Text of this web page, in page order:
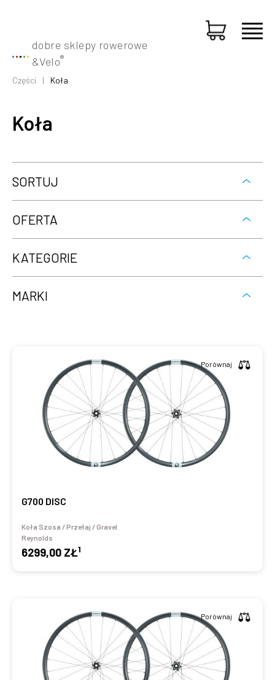
dobre sklepy rowerowe
&Velo®
Części Koła
Koła
SORTUJ
OFERTA
KATEGORIE
MARKI
G700 DISC
Koła Szosa / Przełaj / Gravel
Reynolds
6299,00 ZŁ1
Porównaj
Porównaj